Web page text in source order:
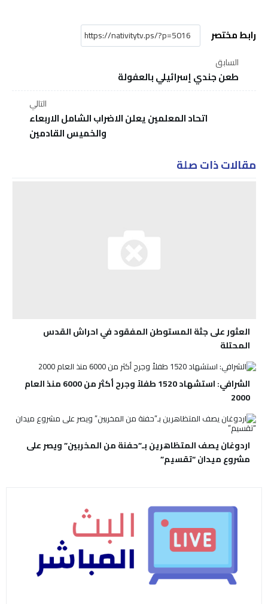
رابط مختصر
السابق
طعن جندي إسرائيلي بالعفولة
التالي
اتحاد المعلمين يعلن الاضراب الشامل الاربعاء
والخميس القادمين
مقالات ذات صلة
العثور على جثة المستوطن المفقود في احراش القدس
المحتلة
الشرافي: استشهاد 1520 طفلاً وجرح أكثر من 6000 منذ العام
2000
اردوغان يصف المتظاهرين بـ”حفنة من المخربين” ويصر على
مشروع ميدان “تقسيم”